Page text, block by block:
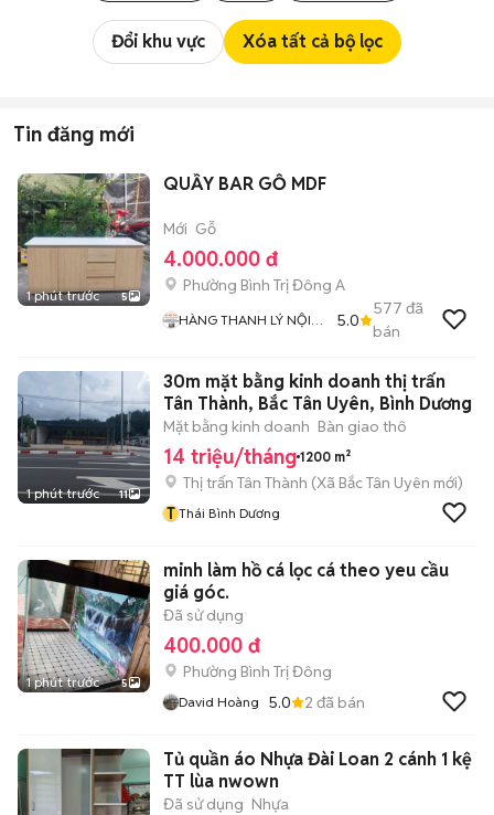
Đổi khu vực Xóa tất cả bộ lọc
Tin đăng mới
1 phút trước 5
QUẦY BAR GỖ MDF
Mới Gỗ
4.000.000 đ
Phường Bình Trị Đông A
HÀNG THANH LÝ NỘI
5.0
577 đã
bán
1 phút trước 11
30m mặt bằng kinh doanh thị trấn
Tân Thành, Bắc Tân Uyên, Bình Dương
Mặt bằng kinh doanh Bàn giao thô
14 triệu/tháng 1200 m²
Thị trấn Tân Thành (Xã Bắc Tân Uyên mới)
T Thái Bình Dương
1 phút trước 5
minh làm hồ cá lọc cá theo yeu cầu
giá góc.
Đã sử dụng
400.000 đ
Phường Bình Trị Đông
David Hoàng 5.0 2 đã bán
Tủ quần áo Nhựa Đài Loan 2 cánh 1 kệ
TT lùa nwown
Đã sử dụng Nhựa